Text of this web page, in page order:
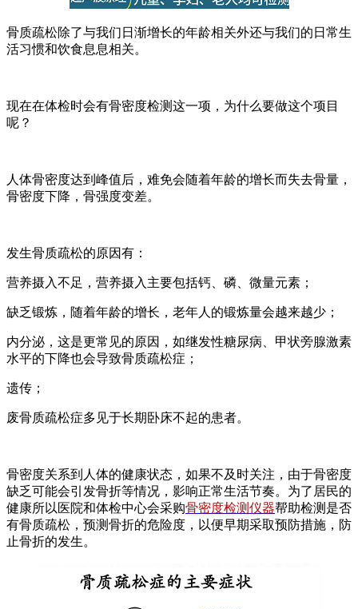
骨质疏松除了与我们日渐增长的年龄相关外还与我们的日常生
活习惯和饮食息息相关。
现在在体检时会有骨密度检测这一项，为什么要做这个项目
呢？
人体骨密度达到峰值后，难免会随着年龄的增长而失去骨量，
骨密度下降，骨强度变差。
发生骨质疏松的原因有：
营养摄入不足，营养摄入主要包括钙、磷、微量元素；
缺乏锻炼，随着年龄的增长，老年人的锻炼量会越来越少；
内分泌，这是更常见的原因，如继发性糖尿病、甲状旁腺激素
水平的下降也会导致骨质疏松症；
遗传；
废骨质疏松症多见于长期卧床不起的患者。
骨密度关系到人体的健康状态，如果不及时关注，由于骨密度
缺乏可能会引发骨折等情况，影响正常生活节奏。为了居民的
健康所以医院和体检中心会采购骨密度检测仪器帮助检测是否
有骨质疏松，预测骨折的危险度，以便早期采取预防措施，防
止骨折的发生。